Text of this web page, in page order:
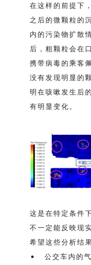
在这样的前提下
之后的微颗粒的
内的污染物扩散
后，粗颗粒会在
携带病毒的乘客
没有发现明显的
明在咳嗽发生后
有明显变化。
这是在特定条件
不一定能反映现
希望这些分析结
公交车内的